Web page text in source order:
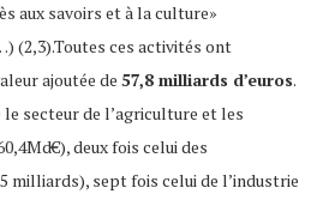
aux savoirs et à la culture»
(2,3).Toutes ces activités ont
ajoutée de 57,8 milliards d’euros.
le secteur de l’agriculture et les
deux fois celui des
milliards), sept fois celui de l’industrie